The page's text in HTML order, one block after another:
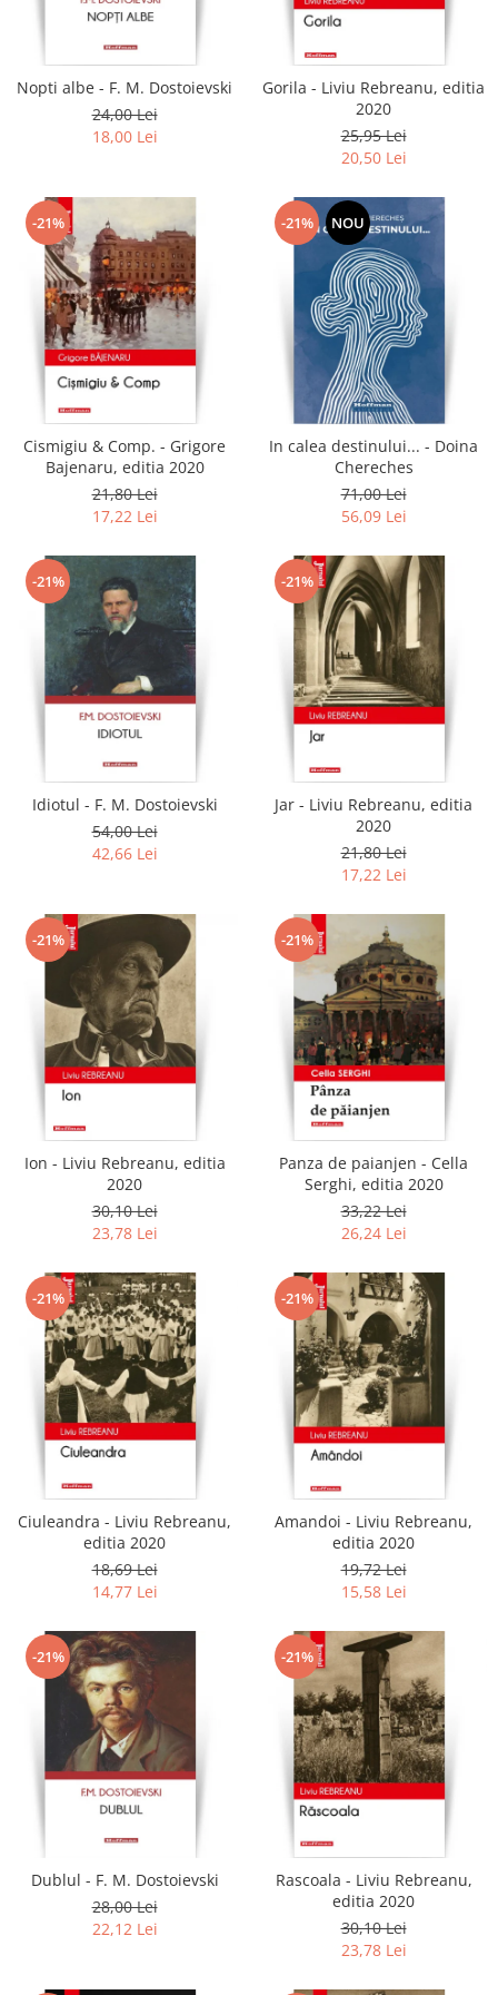
Literatura
Contemporana
Universala
Non-fictiune
Calatorii
Memorii
Publicistica / Reportaje / Interviuri
Stiinte umaniste
Istorie
Sociologie si filozofie
Nopti albe - F. M. Dostoievski
24,00 Lei
18,00 Lei
Gorila - Liviu Rebreanu, editia
2020
25,95 Lei
20,50 Lei
-21%
Cismigiu & Comp. - Grigore
Bajenaru, editia 2020
21,80 Lei
17,22 Lei
-21% NOU
In calea destinului... - Doina
Chereches
71,00 Lei
56,09 Lei
-21%
Idiotul - F. M. Dostoievski
54,00 Lei
42,66 Lei
-21%
Jar - Liviu Rebreanu, editia
2020
21,80 Lei
17,22 Lei
-21%
Ion - Liviu Rebreanu, editia
2020
30,10 Lei
23,78 Lei
-21%
Panza de paianjen - Cella
Serghi, editia 2020
33,22 Lei
26,24 Lei
-21%
Ciuleandra - Liviu Rebreanu,
editia 2020
18,69 Lei
14,77 Lei
-21%
Amandoi - Liviu Rebreanu,
editia 2020
19,72 Lei
15,58 Lei
-21%
Dublul - F. M. Dostoievski
28,00 Lei
22,12 Lei
-21%
Rascoala - Liviu Rebreanu,
editia 2020
30,10 Lei
23,78 Lei